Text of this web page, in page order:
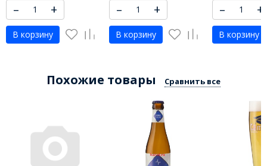
– +
В корзину
– +
В корзину
– +
В корзину
Похожие товары Сравнить все